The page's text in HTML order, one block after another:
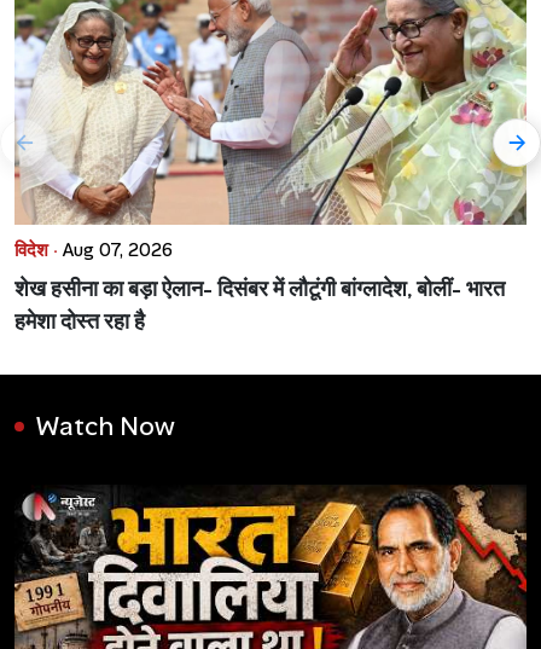
विदेश · Aug 07, 2026
शेख हसीना का बड़ा ऐलान- दिसंबर में लौटूंगी बांग्लादेश, बोलीं- भारत
हमेशा दोस्त रहा है
Watch Now